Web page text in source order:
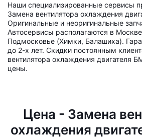
Наши специализированные сервисы
Замена вентилятора охлаждения
Оригинальные и неоригинальные
Автосервисы располагаются в
Подмосковье (Химки, Балашиха).
до 2-х лет. Скидки постоянным
вентилятора охлаждения двигателя
цены.
Цена - Замена
охлаждения